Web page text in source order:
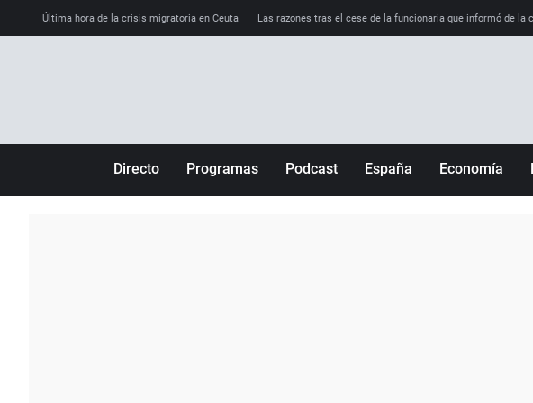
Última hora de la crisis migratoria en Ceuta Las razones tras el cese de la funcionaria que informó de la
Directo Programas Podcast España Economía